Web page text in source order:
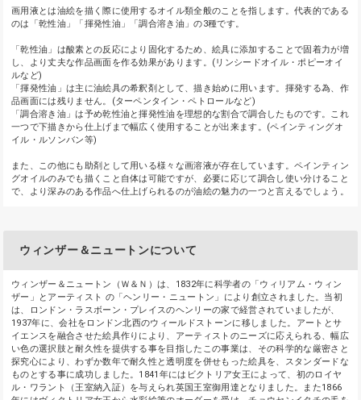
画用液とは油絵を描く際に使用するオイル類全般のことを指します。代表的である
のは「乾性油」「揮発性油」「調合溶き油」の3種です。
「乾性油」は酸素との反応により固化するため、絵具に添加することで固着力が増
し、より丈夫な作品画面を作る効果があります。(リンシードオイル・ポピーオイ
ルなど)
「揮発性油」は主に油絵具の希釈剤として、描き始めに用います。揮発する為、作
品画面には残りません。(ターペンタイン・ペトロールなど)
「調合溶き油」は予め乾性油と揮発性油を理想的な割合で調合したものです。これ
一つで下描きから仕上げまで幅広く使用することが出来ます。(ペインティングオ
イル・ルソンバン等)
また、この他にも助剤として用いる様々な画溶液が存在しています。ペインティン
グオイルのみでも描くこと自体は可能ですが、必要に応じて調合し使い分けること
で、より深みのある作品へ仕上げられるのが油絵の魅力の一つと言えるでしょう。
ウィンザー＆ニュートンについて
ウィンザー＆ニュートン（Ｗ＆Ｎ）は、1832年に科学者の「ウィリアム・ウィン
ザー」とアーティスト の「ヘンリー・ニュートン」により創立されました。当初
は、ロンドン・ラスボーン・プレイスのヘンリーの家で経営されていましたが、
1937年に、会社をロンドン北西のウィールドストーンに移しました。アートとサ
イエンスを融合させた絵具作りにより、アーティストのニーズに応えられる、幅広
い色の選択肢と耐久性を提供する事を目指したこの事業は、その科学的な厳密さと
探究心により、わずか数年で耐久性と透明度を併せもった絵具を、スタンダードな
ものとする事に成功しました。1841年にはビクトリア女王によって、初のロイヤ
ル・ワラント（王室納入証）を与えられ英国王室御用達となりました。また1866